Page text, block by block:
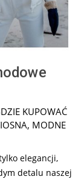
KUPOWAĆ
, MODNE
elegancji,
detalu naszej